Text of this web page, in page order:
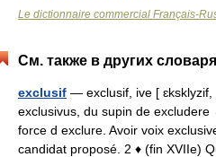
Le dictionnaire commercial Français-
См. также в других
exclusif — exclusif, ive [ ɛksklyzif,
exclusivus, du supin de
force d exclure. Avoir voix
candidat proposé. 2 ♦ (fin XVIIe)